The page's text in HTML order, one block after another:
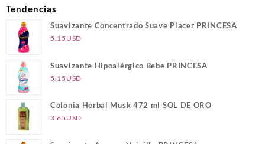
Tendencias
Suavizante Concentrado Suave Placer PRINCESA
5.15 USD
Suavizante Hipoalérgico Bebe PRINCESA
5.15 USD
Colonia Herbal Musk 472 ml SOL DE ORO
3.65 USD